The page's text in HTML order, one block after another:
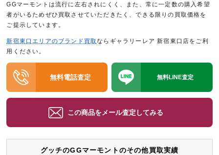
GGマーモントは流行に左右されにくく、また、常に一定数の購入希望
者がいるためぜひ買取させていただきたく、できる限りの買取価格を
ご提示しています。
新宿東口エリアのブランド買取ならギャラリーレア 新宿東口店をご利
用ください。
無料電話査定 無料LINE査定
この商品をメール査定してみる
グッチのGGマーモントのその他買取実績